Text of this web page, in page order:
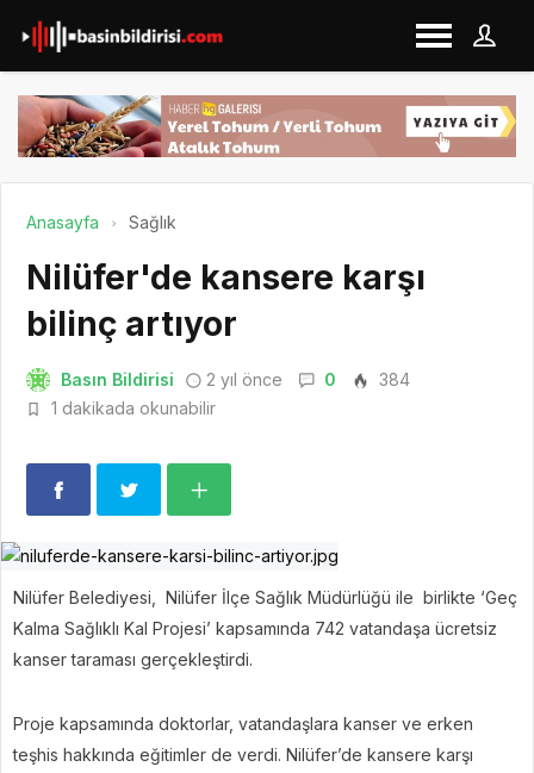
Anasayfa Sağlık
Nilüfer'de kansere karşı
bilinç artıyor
Basın Bildirisi 2 yıl önce 0
384
1 dakikada okunabilir
Nilüfer Belediyesi, Nilüfer İlçe Sağlık Müdürlüğü ile birlikte ‘Geç
Kalma Sağlıklı Kal Projesi’ kapsamında 742 vatandaşa ücretsiz
kanser taraması gerçekleştirdi.
Proje kapsamında doktorlar, vatandaşlara kanser ve erken
teşhis hakkında eğitimler de verdi. Nilüfer’de kansere karşı